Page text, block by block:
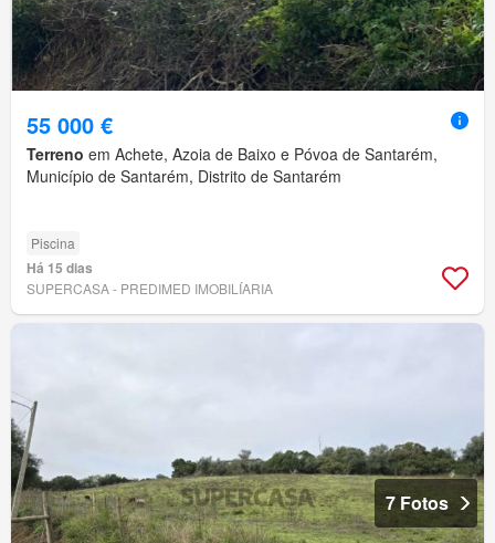
55 000 €
Terreno em Achete, Azoia de Baixo e Póvoa de Santarém,
Município de Santarém, Distrito de Santarém
Piscina
Há 15 dias
SUPERCASA - PREDIMED IMOBILÍARIA
7 Fotos